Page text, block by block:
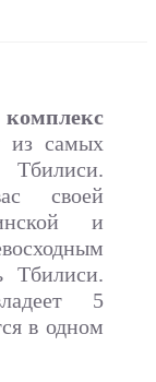
самых
своей
и
Тбилиси.
5
в одном